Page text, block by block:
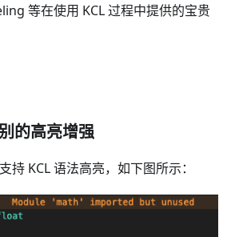
等在使用 KCL 过程中提供的宝贵
的高亮增强
持 KCL 语法高亮，如下图所示：